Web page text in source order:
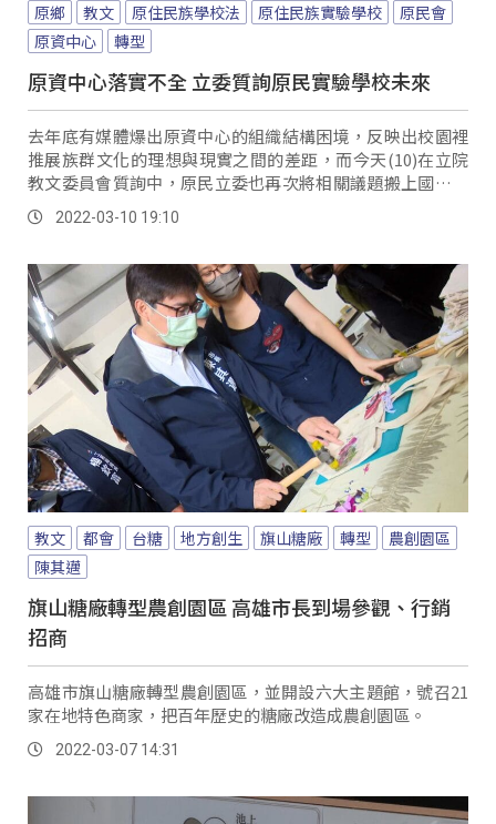
原鄉 教文 原住民族學校法 原住民族實驗學校
原民會
原資中心
轉型
原資中心落實不全 立委質詢原民實驗學校未來
去年底有媒體爆出原資中心的組織結構困境，反映出校園裡
推展族群文化的理想與現實之間的差距，而今天(10)在立院
教文委員會質詢中，原民立委也再次將相關議題搬上國會殿
堂討論。
2022-03-10 19:10
教文 都會 台糖 地方創生 旗山糖廠 轉型
農創園區
陳其邁
旗山糖廠轉型農創園區 高雄市長到場參觀、行銷
招商
高雄市旗山糖廠轉型農創園區，並開設六大主題館，號召21
家在地特色商家，把百年歷史的糖廠改造成農創園區。
2022-03-07 14:31